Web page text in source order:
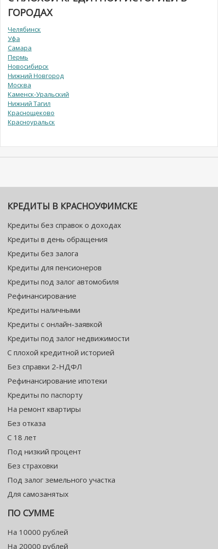
ГОРОДАХ
Челябинск
Уфа
Самара
Пермь
Новосибирск
Нижний Новгород
Москва
Каменск-Уральский
Нижний Тагил
Краснощеково
Красноуральск
КРЕДИТЫ В КРАСНОУФИМСКЕ
Кредиты без справок о доходах
Кредиты в день обращения
Кредиты без залога
Кредиты для пенсионеров
Кредиты под залог автомобиля
Рефинансирование
Кредиты наличными
Кредиты с онлайн-заявкой
Кредиты под залог недвижимости
С плохой кредитной историей
Без справки 2-НДФЛ
Рефинансирование ипотеки
Кредиты по паспорту
На ремонт квартиры
Без отказа
С 18 лет
Под низкий процент
Без страховки
Под залог земельного участка
Для самозанятых
ПО СУММЕ
На 10000 рублей
На 20000 рублей